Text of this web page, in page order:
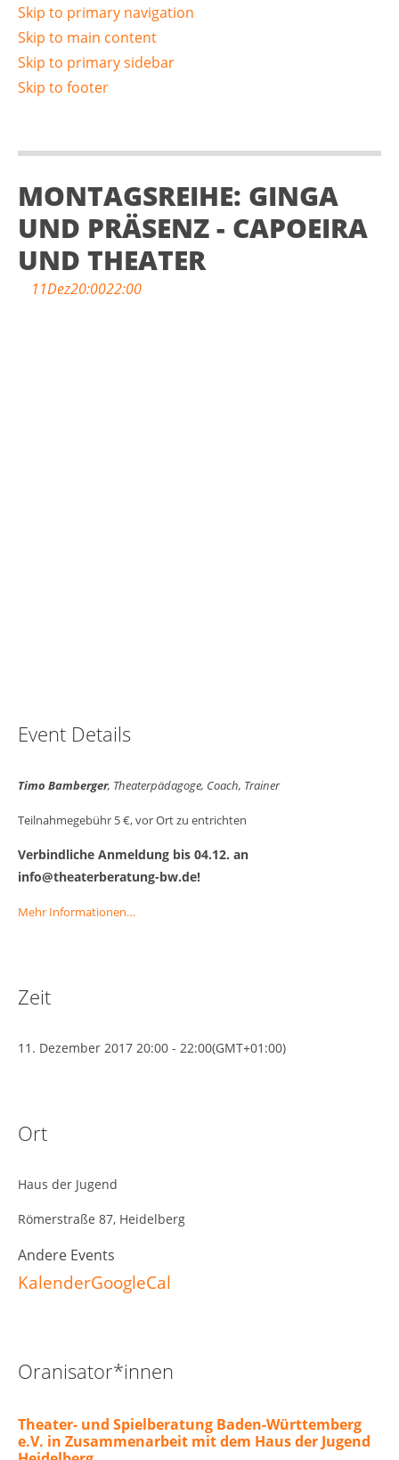
Skip to primary navigation
Skip to main content
Skip to primary sidebar
Skip to footer
MONTAGSREIHE: GINGA
UND PRÄSENZ - CAPOEIRA
UND THEATER
11Dez20:0022:00
Event Details
Timo Bamberger, Theaterpädagoge, Coach, Trainer
Teilnahmegebühr 5 €, vor Ort zu entrichten
Verbindliche Anmeldung bis 04.12. an
info@theaterberatung-bw.de!
Mehr Informationen…
Zeit
11. Dezember 2017 20:00 - 22:00(GMT+01:00)
Ort
Haus der Jugend
Römerstraße 87, Heidelberg
Andere Events
KalenderGoogleCal
Oranisator*innen
Theater- und Spielberatung Baden-Württemberg
e.V. in Zusammenarbeit mit dem Haus der Jugend